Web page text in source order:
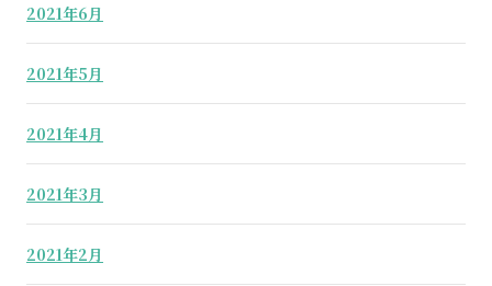
2021年6月
2021年5月
2021年4月
2021年3月
2021年2月